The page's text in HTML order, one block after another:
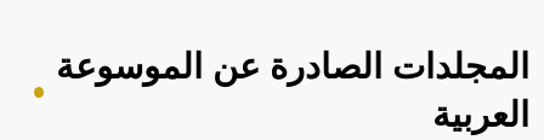
المجلدات الصادرة عن الموسوعة
العربية